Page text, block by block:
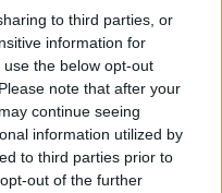
to third parties, or
information for
the below opt-out
note that after your
continue seeing
information utilized by
to third parties prior to
out of the further